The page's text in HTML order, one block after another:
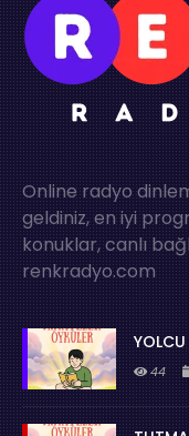
Online radyo
geldiniz, en iyi
konuklar, canlı
renkradyo.com
YOLCU
44